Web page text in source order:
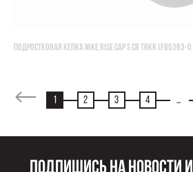
ПОДРОСТКОВАЯ КЕПКА NIKE RISE CAP S CB TRKR (FB5363-
1 2 3 4 ...